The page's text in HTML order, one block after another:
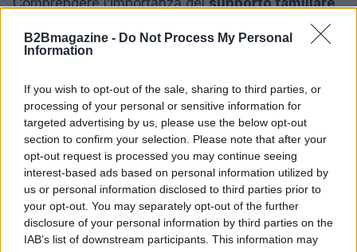
B2Bmagazine - Do Not Process My Personal
Information
If you wish to opt-out of the sale, sharing to third parties, or
processing of your personal or sensitive information for
targeted advertising by us, please use the below opt-out
section to confirm your selection. Please note that after your
opt-out request is processed you may continue seeing
interest-based ads based on personal information utilized by
us or personal information disclosed to third parties prior to
your opt-out. You may separately opt-out of the further
disclosure of your personal information by third parties on the
IAB’s list of downstream participants. This information may
e il ruolo limitato della comunità è fondamentale
per promuovere il successo imprenditoriale delle
una risorsa preziosa per superare le barriere
tradizionali e costruire nuove opportunità. Investire
in questi aspetti può contribuire a creare un
ambiente più favorevole per le imprenditrici,
permettendo loro di realizzare appieno il proprio
potenziale.